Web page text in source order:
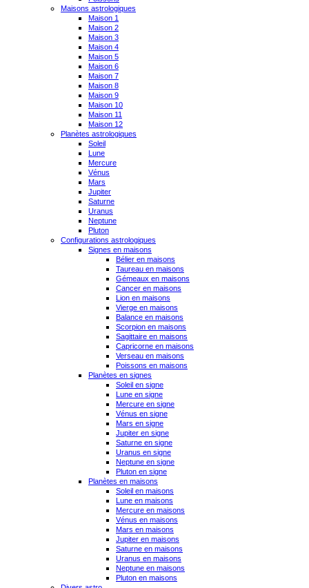
Maisons astrologiques
Maison 1
Maison 2
Maison 3
Maison 4
Maison 5
Maison 6
Maison 7
Maison 8
Maison 9
Maison 10
Maison 11
Maison 12
Planètes astrologiques
Soleil
Lune
Mercure
Vénus
Mars
Jupiter
Saturne
Uranus
Neptune
Pluton
Configurations astrologiques
Signes en maisons
Bélier en maisons
Taureau en maisons
Gémeaux en maisons
Cancer en maisons
Lion en maisons
Vierge en maisons
Balance en maisons
Scorpion en maisons
Sagittaire en maisons
Capricorne en maisons
Verseau en maisons
Poissons en maisons
Planètes en signes
Soleil en signe
Lune en signe
Mercure en signe
Vénus en signe
Mars en signe
Jupiter en signe
Saturne en signe
Uranus en signe
Neptune en signe
Pluton en signe
Planètes en maisons
Soleil en maisons
Lune en maisons
Mercure en maisons
Vénus en maisons
Mars en maisons
Jupiter en maisons
Saturne en maisons
Uranus en maisons
Neptune en maisons
Pluton en maisons